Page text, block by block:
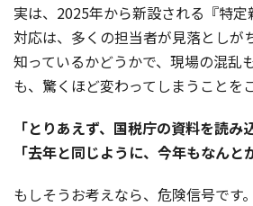
実は、2025年から新設される『特
対応は、多くの担当者が見落としが
知っているかどうかで、現場の混乱
も、驚くほど変わってしまうことを
「とりあえず、国税庁の資料を読み
「去年と同じように、今年もなんと
もしそうお考えなら、危険信号です。